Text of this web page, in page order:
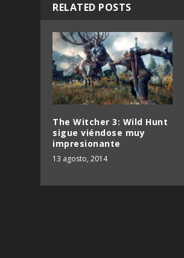
RELATED POSTS
The Witcher 3: Wild Hunt
sigue viéndose muy
impresionante
13 agosto, 2014